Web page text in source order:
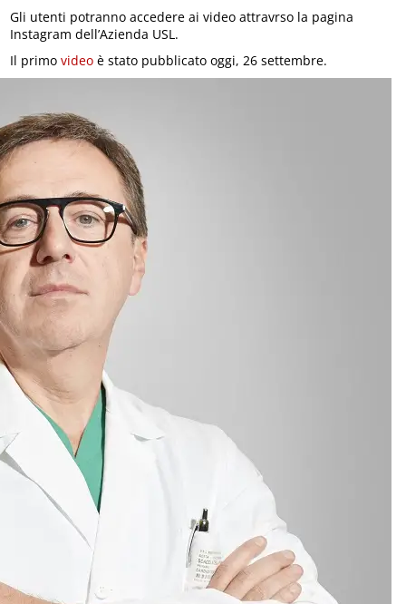
Gli utenti potranno accedere ai video attravrso la pagina
Instagram dell’Azienda USL.
Il primovideo è stato pubblicato oggi, 26 settembre.